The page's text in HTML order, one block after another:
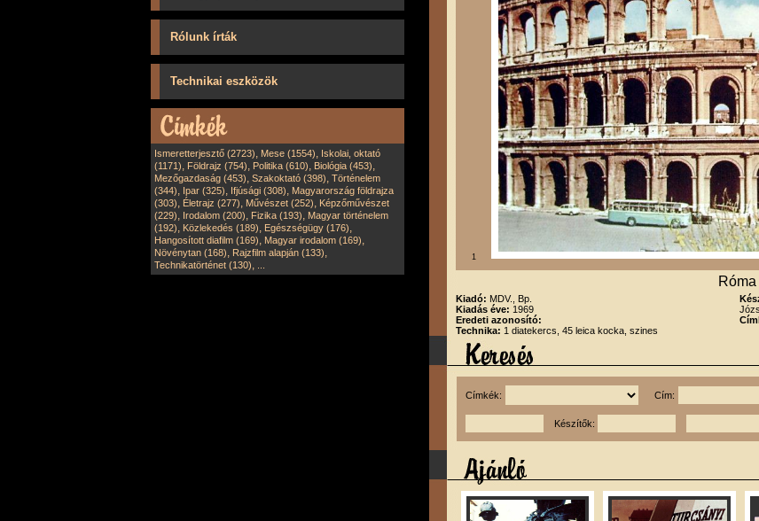
Rólunk írták
Technikai eszközök
Ismeretterjesztő (2723), Mese (1554), Iskolai, oktató
(1171), Földrajz (754), Politika (610), Biológia (453),
Mezőgazdaság (453), Szakoktató (398), Történelem
(344), Ipar (325), Ifjúsági (308), Magyarország földrajza
(303), Életrajz (277), Művészet (252), Képzőművészet
(229), Irodalom (200), Fizika (193), Magyar történelem
(192), Közlekedés (189), Egészségügy (176),
Hangosított diafilm (169), Magyar irodalom (169),
Növénytan (168), Rajzfilm alapján (133),
Technikatörténet (130),
1
Róma I
Kiadó: MDV., Bp.
Kiadás éve: 1969
Eredeti azonosító:
Technika: 1 diatekercs, 45 leica kocka, szines
Címkék: Cím:
Készítők: